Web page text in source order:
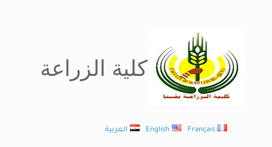
كلية الزراعة
العربية English Français